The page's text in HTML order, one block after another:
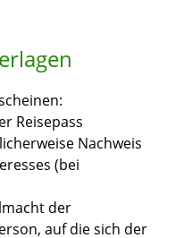
Reisepass
Nachweis
(bei
der
auf die sich der